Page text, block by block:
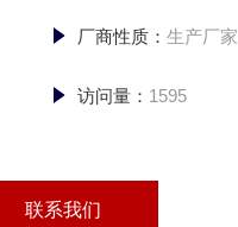
厂商性质： 生产厂家
访问量： 1595
联系我们